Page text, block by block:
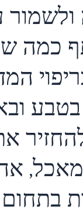
ולשמור
כמה
בטבע